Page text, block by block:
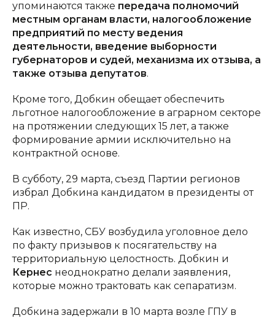
упоминаются также передача полномочий
местным органам власти, налогообложение
предприятий по месту ведения
деятельности, введение выборности
губернаторов и судей, механизма их отзыва, а
также отзыва депутатов.
Кроме того, Добкин обещает обеспечить
льготное налогообложение в аграрном секторе
на протяжении следующих 15 лет, а также
формирование армии исключительно на
контрактной основе.
В субботу, 29 марта, съезд Партии регионов
избрал Добкина кандидатом в президенты от
ПР.
Как известно, СБУ возбудила уголовное дело
по факту призывов к посягательству на
территориальную целостность. Добкин и
Кернес неоднократно делали заявления,
которые можно трактовать как сепаратизм.
Добкина задержали в 10 марта возле ГПУ в